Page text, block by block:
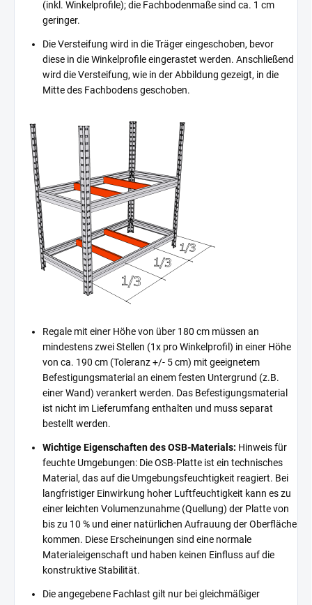
(inkl. Winkelprofile); die Fachbodenmaße sind ca. 1 cm
geringer.
Die Versteifung wird in die Träger eingeschoben, bevor
diese in die Winkelprofile eingerastet werden. Anschließend
wird die Versteifung, wie in der Abbildung gezeigt, in die
Mitte des Fachbodens geschoben.
Regale mit einer Höhe von über 180 cm müssen an
mindestens zwei Stellen (1x pro Winkelprofil) in einer Höhe
von ca. 190 cm (Toleranz +/- 5 cm) mit geeignetem
Befestigungsmaterial an einem festen Untergrund (z.B.
einer Wand) verankert werden. Das Befestigungsmaterial
ist nicht im Lieferumfang enthalten und muss separat
bestellt werden.
Wichtige Eigenschaften des OSB-Materials: Hinweis für
feuchte Umgebungen: Die OSB-Platte ist ein technisches
Material, das auf die Umgebungsfeuchtigkeit reagiert. Bei
langfristiger Einwirkung hoher Luftfeuchtigkeit kann es zu
einer leichten Volumenzunahme (Quellung) der Platte von
bis zu 10 % und einer natürlichen Aufrauung der Oberfläche
kommen. Diese Erscheinungen sind eine normale
Materialeigenschaft und haben keinen Einfluss auf die
konstruktive Stabilität.
Die angegebene Fachlast gilt nur bei gleichmäßiger